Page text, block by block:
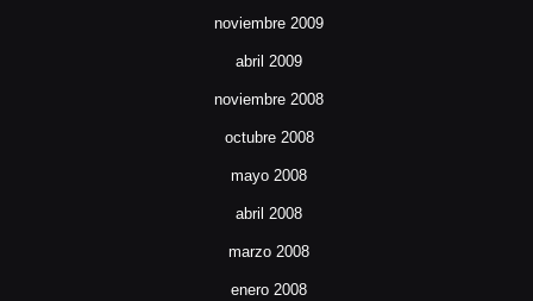
noviembre 2009
abril 2009
noviembre 2008
octubre 2008
mayo 2008
abril 2008
marzo 2008
enero 2008